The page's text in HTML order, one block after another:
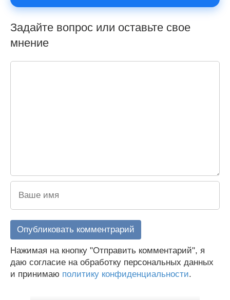
Задайте вопрос или оставьте свое
мнение
Нажимая на кнопку "Отправить комментарий", я
даю согласие на обработку персональных данных
и принимаю политику конфиденциальности.